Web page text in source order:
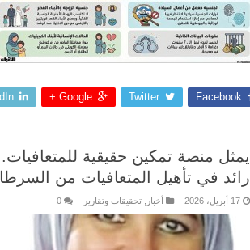
Facebook
Twitter
Google +
يمثل منصة تمكين حقيقية
رائد في تأهيل المتعافيات من
17 أبريل، 2026 أخبار تحقيقات وتقارير 0